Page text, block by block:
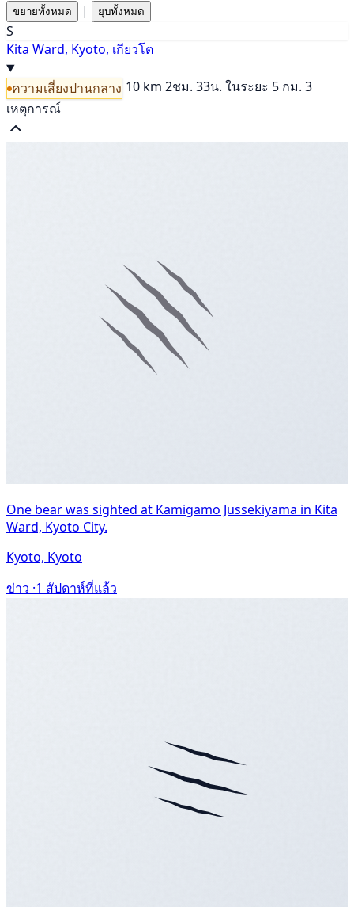
ขยายทั้งหมด | ยุบทั้งหมด
S
Kita Ward, Kyoto, เกียวโต
ความเสี่ยงปานกลาง 10 km 2ชม. 33น. ในระยะ 5 กม. 3
เหตุการณ์
One bear was sighted at Kamigamo Jussekiyama in Kita
Ward, Kyoto City.
Kyoto, Kyoto
ข่าว ·1 สัปดาห์ที่แล้ว